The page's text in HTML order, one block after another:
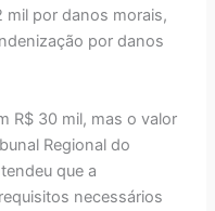
mil por danos morais,
por danos
R$ 30 mil, mas o valor
Regional do
que a
necessários